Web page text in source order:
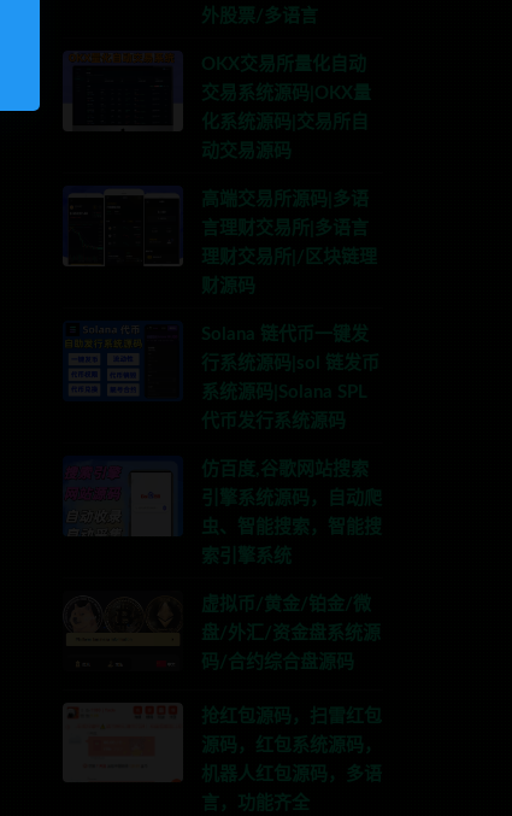
外股票/多语言
OKX交易所量化自动
交易系统源码|OKX量
化系统源码|交易所自
动交易源码
高端交易所源码|多语
言理财交易所|多语言
理财交易所|/区块链理
财源码
Solana 链代币一键发
行系统源码|sol 链发币
系统源码|Solana SPL
代币发行系统源码
仿百度,谷歌网站搜索
引擎系统源码，自动爬
虫、智能搜索，智能搜
索引擎系统
虚拟币/黄金/铂金/微
盘/外汇/资金盘系统源
码/合约综合盘源码
抢红包源码，扫雷红包
源码，红包系统源码，
机器人红包源码，多语
言，功能齐全